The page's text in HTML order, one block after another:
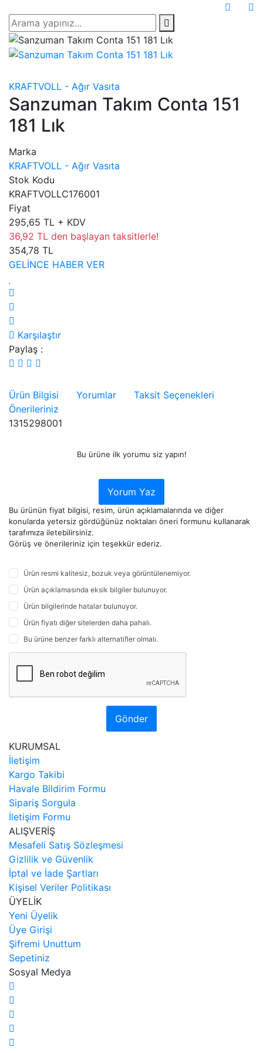
KRAFTVOLL - Ağır Vasıta
Sanzuman Takım Conta 151
181 Lık
Marka
KRAFTVOLL - Ağır Vasıta
Stok Kodu
KRAFTVOLLC176001
Fiyat
295,65 TL + KDV
36,92 TL den başlayan taksitlerle!
354,78 TL
GELİNCE HABER VER
Karşılaştır
Paylaş :
Ürün Bilgisi Yorumlar
Taksit Seçenekleri
Önerileriniz
1315298001
Bu ürüne ilk yorumu siz yapın!
Yorum Yaz
Bu ürünün fiyat bilgisi, resim, ürün açıklamalarında ve diğer
konularda yetersiz gördüğünüz noktaları öneri formunu kullanarak
tarafımıza iletebilirsiniz.
Görüş ve önerileriniz için teşekkür ederiz.
Ürün resmi kalitesiz, bozuk veya görüntülenemiyor.
Ürün açıklamasında eksik bilgiler bulunuyor.
Ürün bilgilerinde hatalar bulunuyor.
Ürün fiyatı diğer sitelerden daha pahalı.
Bu ürüne benzer farklı alternatifler olmalı.
Gönder
KURUMSAL
İletişim
Kargo Takibi
Havale Bildirim Formu
Sipariş Sorgula
İletişim Formu
ALIŞVERİŞ
Mesafeli Satış Sözleşmesi
Gizlilik ve Güvenlik
İptal ve İade Şartları
Kişisel Veriler Politikası
ÜYELİK
Yeni Üyelik
Üye Girişi
Şifremi Unuttum
Sepetiniz
Sosyal Medya